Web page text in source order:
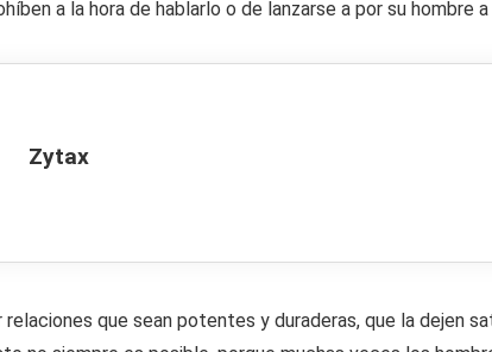
a la hora de hablarlo o de lanzarse a por su hombre
Zytax
relaciones que sean potentes y duraderas, que la dejen